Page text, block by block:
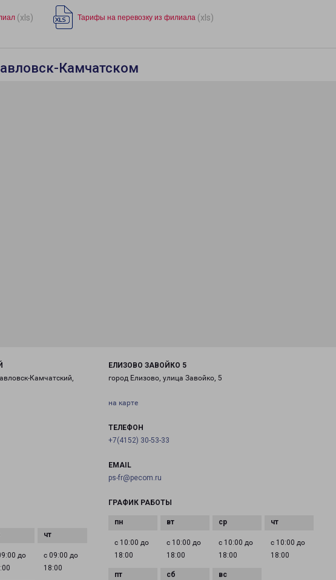
(xls) Тарифы на перевозку из филиала (xls)
Камчатском
Камчатский,
до
с 09:00 до
18:00
ЕЛИЗОВО ЗАВОЙКО 5
город Елизово, улица Завойко, 5
на карте
ТЕЛЕФОН
+7(4152) 30-53-33
EMAIL
ps-fr@pecom.ru
ГРАФИК РАБОТЫ
с 10:00 до
18:00
с 10:00 до
18:00
с 10:00 до
18:00
с 10:00 до
18:00